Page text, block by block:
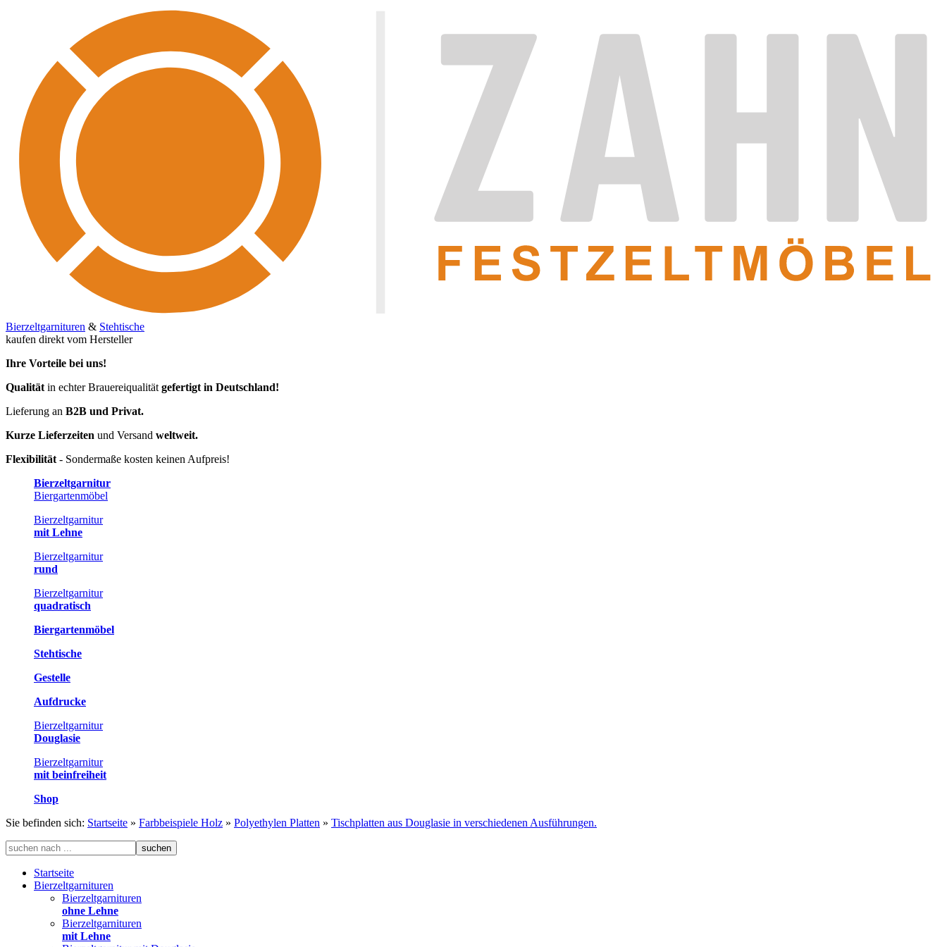
Bierzeltgarnituren & Stehtische
kaufen direkt vom Hersteller
Ihre Vorteile bei uns!
Qualität in echter Brauereiqualität gefertigt in Deutschland!
Lieferung an B2B und Privat.
Kurze Lieferzeiten und Versand weltweit.
Flexibilität - Sondermaße kosten keinen Aufpreis!
Bierzeltgarnitur
Biergartenmöbel
Bierzeltgarnitur
mit Lehne
Bierzeltgarnitur
rund
Bierzeltgarnitur
quadratisch
Biergartenmöbel
Stehtische
Gestelle
Aufdrucke
Bierzeltgarnitur
Douglasie
Bierzeltgarnitur
mit beinfreiheit
Shop
Sie befinden sich: Startseite » Farbbeispiele Holz » Polyethylen Platten » Tischplatten aus Douglasie in verschiedenen Ausführungen.
Startseite
Bierzeltgarnituren
Bierzeltgarnituren
ohne Lehne
Bierzeltgarnituren
mit Lehne